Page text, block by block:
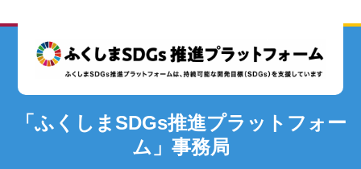
「ふくしまSDGs推進プラットフォー
ム」事務局